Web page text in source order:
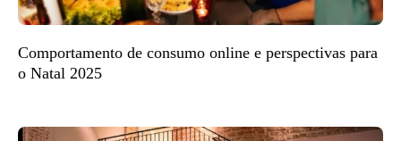
Comportamento de consumo online e perspectivas para
o Natal 2025